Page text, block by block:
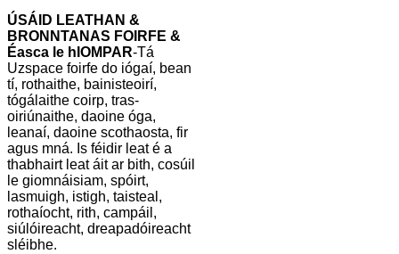
ÚSÁID LEATHAN &
BRONNTANAS FOIRFE &
Éasca le hIOMPAR-Tá
Uzspace foirfe do iógaí, bean
tí, rothaithe, bainisteoirí,
tógálaithe coirp, tras-
oiriúnaithe, daoine óga,
leanaí, daoine scothaosta, fir
agus mná. Is féidir leat é a
thabhairt leat áit ar bith, cosúil
le giomnáisiam, spóirt,
lasmuigh, istigh, taisteal,
rothaíocht, rith, campáil,
siúlóireacht, dreapadóireacht
sléibhe.